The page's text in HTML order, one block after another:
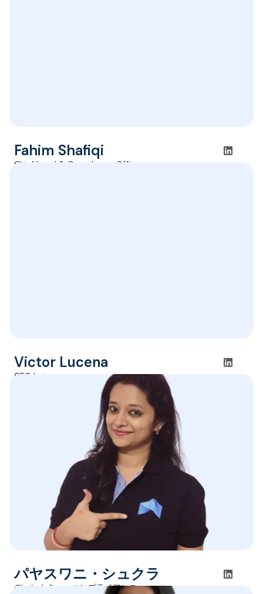
Fahim Shafiqi
Chief Legal & Compliance Officer
Victor Lucena
CEO Latam
パヤスワニ・シュクラ
ディレクター・コンプライアンス